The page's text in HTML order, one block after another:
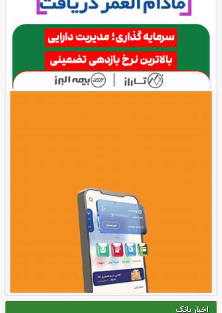
اخبار بانک